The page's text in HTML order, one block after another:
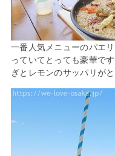
一番人気メニューのパエ
っていてとっても豪華で
ぎとレモンのサッパリが